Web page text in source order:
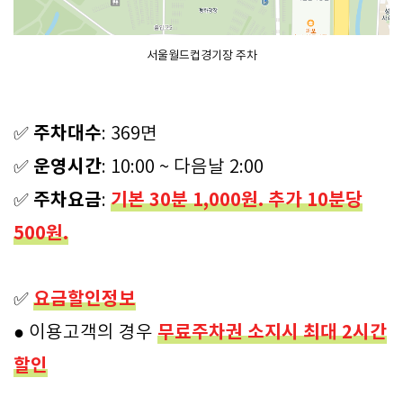
서울월드컵경기장 주차
✅ 주차대수: 369면
✅ 운영시간: 10:00 ~ 다음날 2:00
✅ 주차요금: 기본 30분 1,000원. 추가 10분당
500원.
✅ 요금할인정보
● 이용고객의 경우 무료주차권 소지시 최대 2시간
할인